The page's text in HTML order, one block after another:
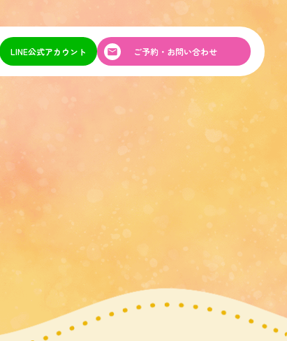
LINE公式アカウント ご予約・お問い合わせ